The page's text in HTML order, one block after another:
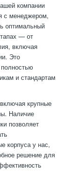
компании
с менеджером,
оптимальный
— от
включая
Это
полностью
и стандартам
крупные
Наличие
позволяет
корпуса у нас,
решение для